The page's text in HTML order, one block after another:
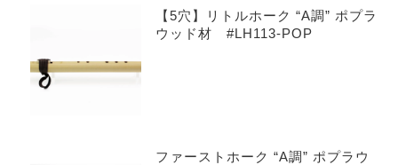
【5穴】リトルホーク “A調” ポプラ
ウッド材 #LH113-POP
ファーストホーク “A調” ポプラウ